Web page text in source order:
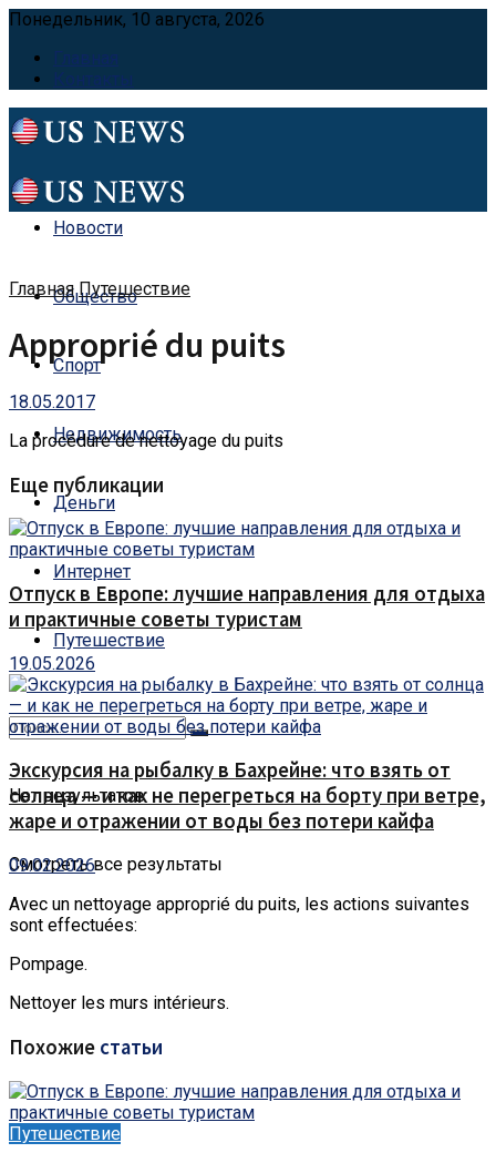
Понедельник, 10 августа, 2026
Главная
Контакты
Новости
Общество
Спорт
Недвижимость
Деньги
Интернет
Путешествие
Нет результатов
Смотреть все результаты
Главная Путешествие
Approprié du puits
18.05.2017
La procédure de nettoyage du puits
Еще публикации
Отпуск в Европе: лучшие направления для отдыха
и практичные советы туристам
19.05.2026
Экскурсия на рыбалку в Бахрейне: что взять от
солнца — и как не перегреться на борту при ветре,
жаре и отражении от воды без потери кайфа
09.02.2026
Avec un nettoyage approprié du puits, les actions suivantes
sont effectuées:
Pompage.
Nettoyer les murs intérieurs.
Похожие статьи
Путешествие